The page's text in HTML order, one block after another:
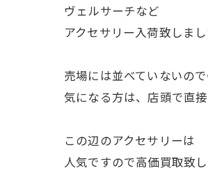
ヴェルサーチなど
アクセサリー入荷致しま
売場には並べていないの
気になる方は、店頭で直
この辺のアクセサリーは
人気ですので高価買取致